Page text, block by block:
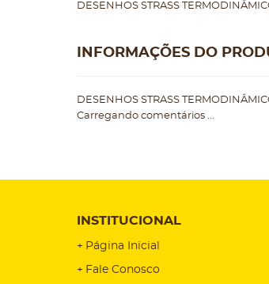
DESENHOS STRASS
INFORMAÇÕES DO
DESENHOS STRASS
Carregando comentários ...
INSTITUCIONAL
Página Inicial
Fale Conosco